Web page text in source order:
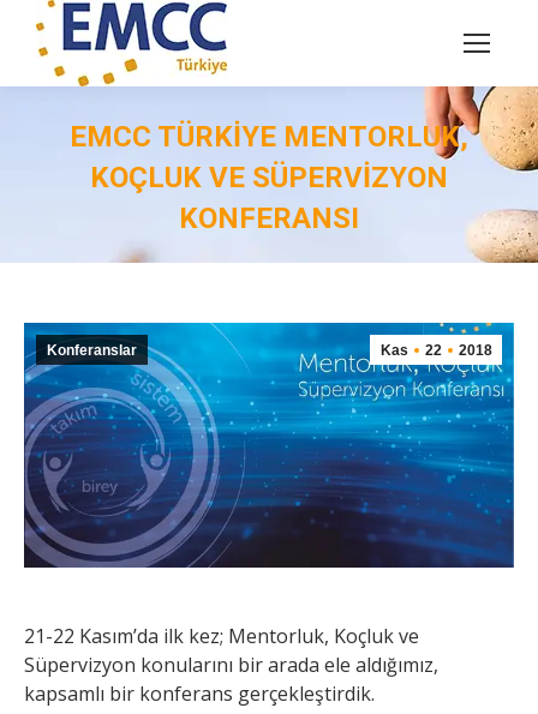
EMCC TÜRKIYE MENTORLUK,
KOÇLUK VE SÜPERVIZYON
KONFERANSI
Kas 22 2018
Konferanslar
21-22 Kasım’da ilk kez; Mentorluk, Koçluk ve
Süpervizyon konularını bir arada ele aldığımız,
kapsamlı bir konferans gerçekleştirdik.